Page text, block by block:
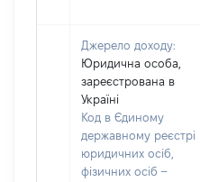
Джерело доходу:
Юридична особа,
зареєстрована в
Україні
Код в Єдиному
державному реєстрі
юридичних осіб,
фізичних осіб –